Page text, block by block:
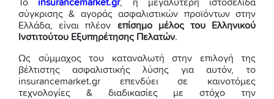
Το insurancemarket.gr, η μεγαλύτερη ιστοσελίδα
σύγκρισης & αγοράς ασφαλιστικών προϊόντων στην
Ελλάδα, είναι πλέον επίσημο μέλος του Ελληνικού
Ινστιτούτου Εξυπηρέτησης Πελατών.
Ως σύμμαχος του καταναλωτή στην επιλογή της
βέλτιστης ασφαλιστικής λύσης για αυτόν, το
insurancemarket.gr επενδύει σε καινοτόμες
τεχνολογίες & διαδικασίες με στόχο την